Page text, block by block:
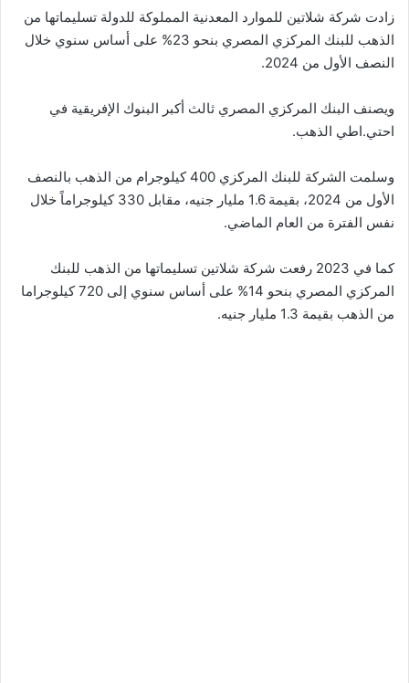
زادت شركة شلاتين للموارد المعدنية المملوكة للدولة تسليماتها من
الذهب للبنك المركزي المصري بنحو 23% على أساس سنوي خلال
النصف الأول من 2024.
ويصنف البنك المركزي المصري ثالث أكبر البنوك الإفريقية في
احتي.اطي الذهب.
وسلمت الشركة للبنك المركزي 400 كيلوجرام من الذهب بالنصف
الأول من 2024، بقيمة 1.6 مليار جنيه، مقابل 330 كيلوجراماً خلال
نفس الفترة من العام الماضي.
كما في 2023 رفعت شركة شلاتين تسليماتها من الذهب للبنك
المركزي المصري بنحو 14% على أساس سنوي إلى 720 كيلوجراما
من الذهب بقيمة 1.3 مليار جنيه.